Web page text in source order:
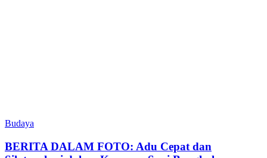
Budaya
BERITA DALAM FOTO: Adu Cepat dan